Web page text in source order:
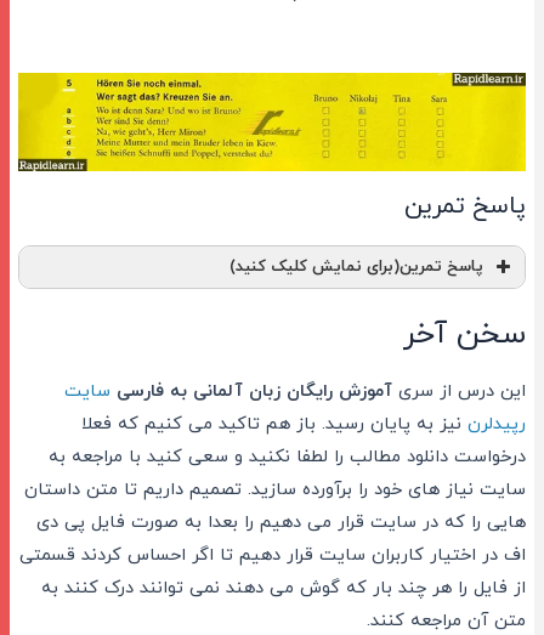
پاسخ تمرین
پاسخ تمرین‌(برای نمایش کلیک کنید)
سخن آخر
این درس از سری آموزش رایگان زبان آلمانی به فارسی سایت
رپیدلرننیز به پایان رسید. باز هم تاکید می کنیم که فعلا
درخواست دانلود مطالب را لطفا نکنید و سعی کنید با مراجعه به
سایت نیاز های خود را برآورده سازید. تصمیم داریم تا متن داستان
هایی را که در سایت قرار می دهیم را بعدا به صورت فایل پی دی
اف در اختیار کاربران سایت قرار دهیم تا اگر احساس کردند قسمتی
از فایل را هر چند بار که گوش می دهند نمی توانند درک کنند به
متن آن مراجعه کنند.